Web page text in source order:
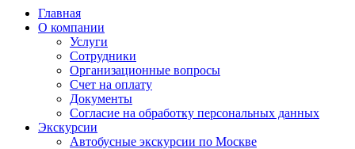
Главная
О компании
Услуги
Сотрудники
Организационные вопросы
Счет на оплату
Документы
Согласие на обработку персональных данных
Экскурсии
Автобусные экскурсии по Москве